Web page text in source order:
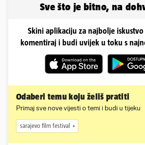
Sve što je bitno, na
Skini aplikaciju za najbolje
komentiraj i budi uvijek u toku s
Odaberi temu koju želiš pratiti
Primaj sve nove vijesti o temi i budi u tijeku
sarajevo film festival